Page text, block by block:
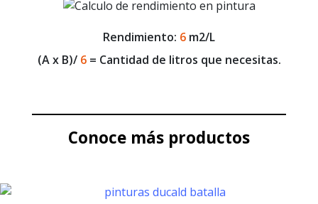
Rendimiento: 6 m2/L
(A x B)/ 6= Cantidad de litros que necesitas.
Conoce más productos